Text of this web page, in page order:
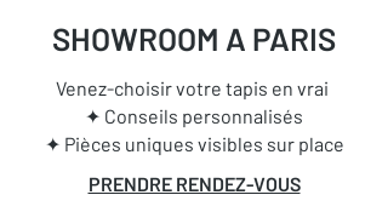
SHOWROOM A PARIS
Venez-choisir votre tapis en vrai
✦ Conseils personnalisés
✦ Pièces uniques visibles sur place
PRENDRE RENDEZ-VOUS